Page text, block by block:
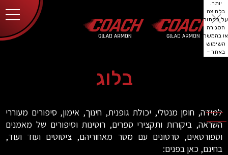
יותר.
בלחיצה
על כפתור
הסגירה
או בהמשך
השימוש
באתר –
מדיניות
הפרטיות
בלוג
למידה, חוסן מנטלי, יכולת גופנית, חינוך, אימון, סיפורים מעוררי
השראה, ביקורות ותקצירי ספרים, רוטינות וסיפורים של מאמנים
וספורטאים, סרטונים עם מסר מאחוריהם, ציטוטים ועוד ועוד,
בחינם, כאן בפנים: